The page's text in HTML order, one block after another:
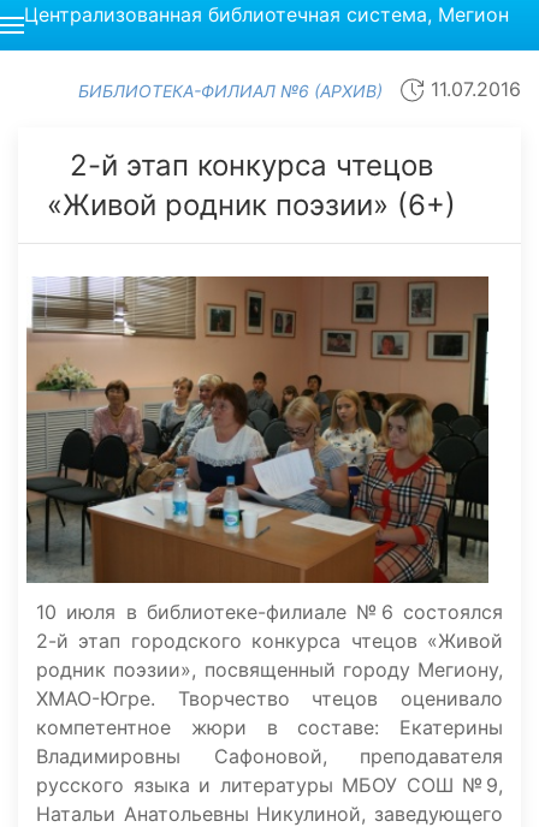
Централизованная библиотечная система, Мегион
БИБЛИОТЕКА-ФИЛИАЛ №6 (АРХИВ) 11.07.2016
2-й этап конкурса чтецов
«Живой родник поэзии» (6+)
10 июля в библиотеке-филиале №6 состоялся
2-й этап городского конкурса чтецов «Живой
родник поэзии», посвященный городу Мегиону,
ХМАО-Югре. Творчество чтецов оценивало
компетентное жюри в составе: Екатерины
Владимировны Сафоновой, преподавателя
русского языка и литературы МБОУ СОШ №9,
Натальи Анатольевны Никулиной, заведующего